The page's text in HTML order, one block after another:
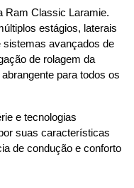
Ram Classic Laramie.
estágios, laterais
sistemas avançados de
de rolagem da
para todos os
e tecnologias
suas características
de condução e conforto